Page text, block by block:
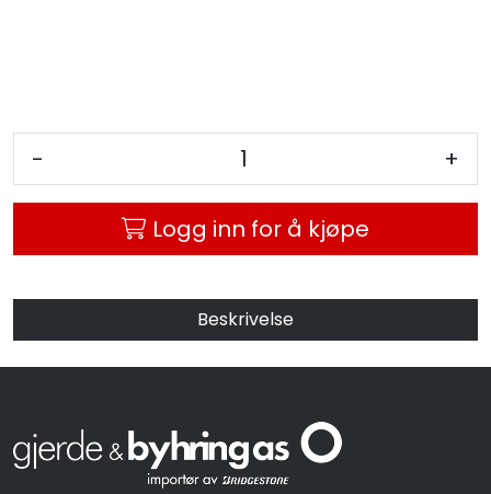
- +
Logg inn for å kjøpe
Beskrivelse